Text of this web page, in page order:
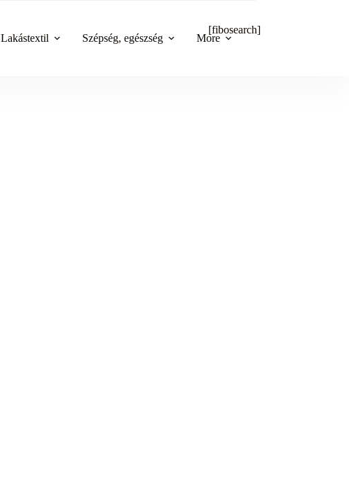
Lakástextil Szépség, egészség More
[fibosearch]